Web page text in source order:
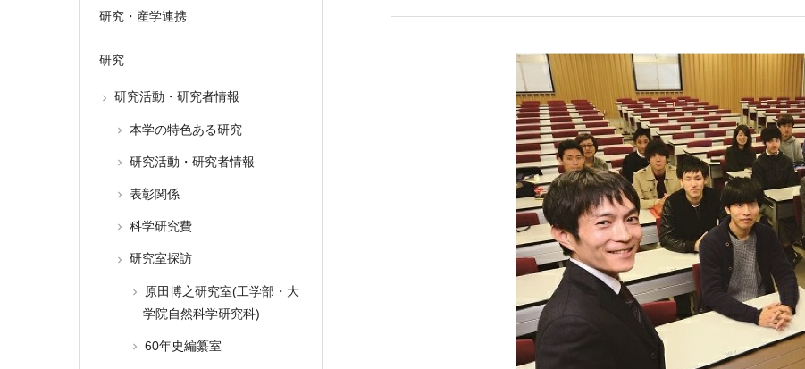
研究・産学連携
研究
研究活動・研究者情報
本学の特色ある研究
研究活動・研究者情報
表彰関係
科学研究費
研究室探訪
原田博之研究室(工学部・大
学院自然科学研究科)
60年史編纂室